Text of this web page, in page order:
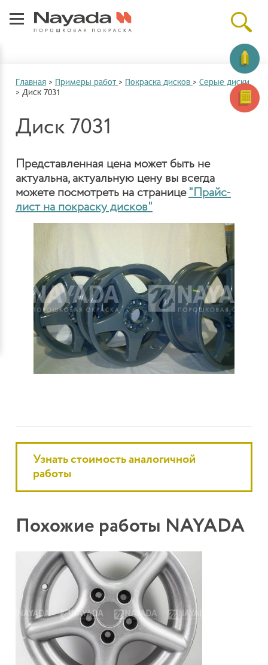
Главная > Примеры работ > Покраска дисков > Серые диски
> Диск 7031
Диск 7031
Представленная цена может быть не
актуальна, актуальную цену вы всегда
можете посмотреть на странице "Прайс-
лист на покраску дисков"
Узнать стоимость аналогичной
работы
Похожие работы NAYADA